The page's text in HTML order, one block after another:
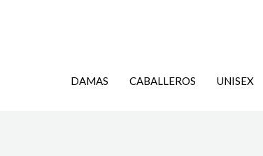
DAMAS CABALLEROS UNISEX